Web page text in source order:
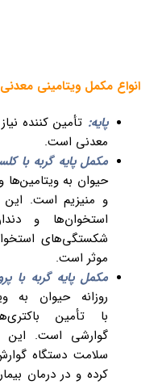
انواع مکمل ویتامینی
پایه: تأمین کننده
معدنی است.
​​​​​​​مکمل پایه گربه با
حیوان به ویتامین‌ها
و منیزیم است.
استخوان‌ها و
شکستگی‌های
موثر است.
مکمل پایه گربه با
روزانه حیوان به
با تأمین
گوارشی است. این
سلامت دستگاه
کرده و در درمان